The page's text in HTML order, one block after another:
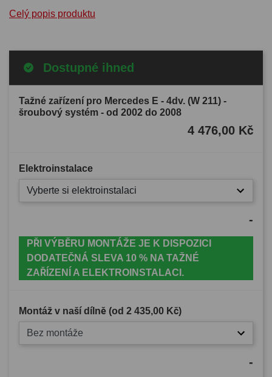
Celý popis produktu
Dostupné ihned
Tažné zařízení pro Mercedes E - 4dv. (W 211) -
šroubový systém - od 2002 do 2008
4 476,00 Kč
Elektroinstalace
Vyberte si elektroinstalaci
-
PŘI VÝBĚRU MONTÁŽE JE K DISPOZICI
DODATEČNÁ SLEVA 10 % NA TAŽNÉ
ZAŘÍZENÍ A ELEKTROINSTALACI.
Montáž v naší dílně (od 2 435,00 Kč)
Bez montáže
-